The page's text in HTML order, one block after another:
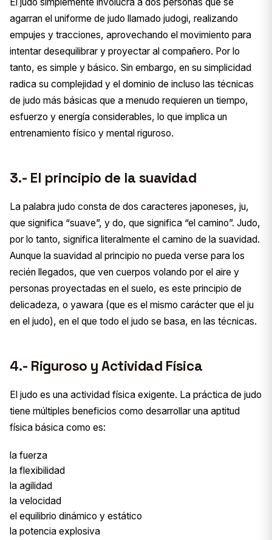
agarran el uniforme de judo llamado judogi, realizando
empujes y tracciones, aprovechando el movimiento para
intentar desequilibrar y proyectar al compañero. Por lo
tanto, es simple y básico. Sin embargo, en su simplicidad
radica su complejidad y el dominio de incluso las técnicas
de judo más básicas que a menudo requieren un tiempo,
esfuerzo y energía considerables, lo que implica un
entrenamiento físico y mental riguroso.
3.- El principio de la suavidad
La palabra judo consta de dos caracteres japoneses, ju,
que significa “suave”, y do, que significa “el camino”. Judo,
por lo tanto, significa literalmente el camino de la suavidad.
Aunque la suavidad al principio no pueda verse para los
recién llegados, que ven cuerpos volando por el aire y
personas proyectadas en el suelo, es este principio de
delicadeza, o yawara (que es el mismo carácter que el ju
en el judo), en el que todo el judo se basa, en las técnicas.
4.- Riguroso y Actividad Física
El judo es una actividad física exigente. La práctica de judo
tiene múltiples beneficios como desarrollar una aptitud
física básica como es:
la fuerza
la flexibilidad
la agilidad
la velocidad
el equilibrio dinámico y estático
la potencia explosiva